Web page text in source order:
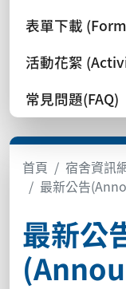
表單下載
活動花絮
常見問題(FAQ)
首頁 宿舍資訊
最新公告
最新公